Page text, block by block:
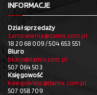
INFORMACJE
Dział sprzedaży
zamowienia@damix.com.pl
18 20 68 009 / 504 653 551
Biuro
biuro@damix.com.pl
507 064 503
Księgowość
ksiegowosc@damix.com.pl
507 058 709